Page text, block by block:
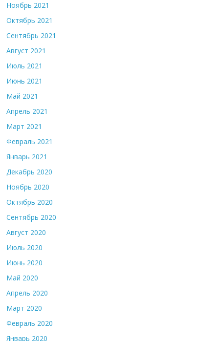
Ноябрь 2021
Октябрь 2021
Сентябрь 2021
Август 2021
Июль 2021
Июнь 2021
Май 2021
Апрель 2021
Март 2021
Февраль 2021
Январь 2021
Декабрь 2020
Ноябрь 2020
Октябрь 2020
Сентябрь 2020
Август 2020
Июль 2020
Июнь 2020
Май 2020
Апрель 2020
Март 2020
Февраль 2020
Январь 2020